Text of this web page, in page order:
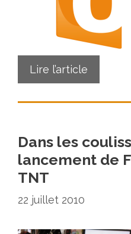
Lire l’article
Dans les
lancement de
TNT
22 juillet 2010